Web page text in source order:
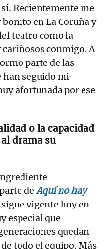
Recientemente me
en La Coruña y
teatro como la
cariñosos conmigo. A
parte de las
han seguido mi
afortunada por ese
o la capacidad
drama su
de Aquí no hay
vigente hoy en
especial que
quedan
todo el equipo. Más